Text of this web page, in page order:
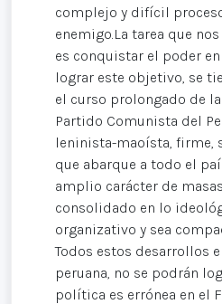
complejo y difícil
enemigo.La tarea que
es conquistar el poder
lograr este objetivo, se
el curso prolongado de
Partido Comunista del
leninista-maoísta, firme,
que abarque a todo el
amplio carácter de
consolidado en lo
organizativo y sea
Todos estos desarrollos
peruana, no se podrán
política es errónea en el